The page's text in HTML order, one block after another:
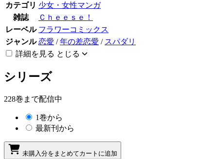
カテゴリ 少女・女性マンガ
雑誌
Ｃｈｅｅｓｅ！
レーベル フラワーコミックス
ジャンル 恋愛 /年の差恋愛 / スパダリ
詳細を見る とじる
シリーズ
228巻まで配信中
1巻から
最新刊から
未購入分をまとめてカートに追加